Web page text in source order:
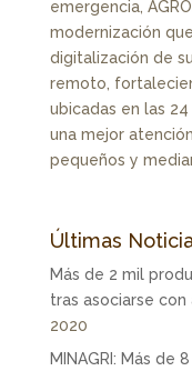
emergencia,
modernización
digitalización de
remoto,
ubicadas en las
una mejor
pequeños y
Últimas
Más de 2 mil
tras asociarse con
2020
MINAGRI: Más de